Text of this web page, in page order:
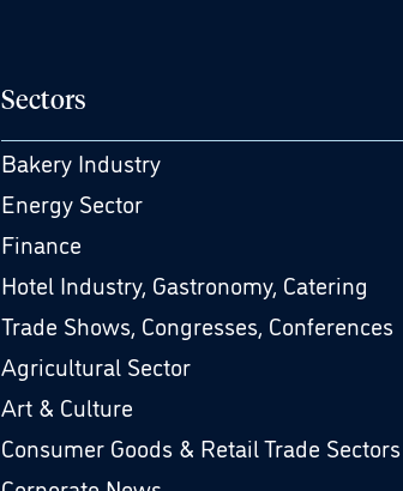
Sectors
Bakery Industry
Energy Sector
Finance
Hotel Industry, Gastronomy, Catering
Trade Shows, Congresses, Conferences
Agricultural Sector
Art & Culture
Consumer Goods & Retail Trade Sectors